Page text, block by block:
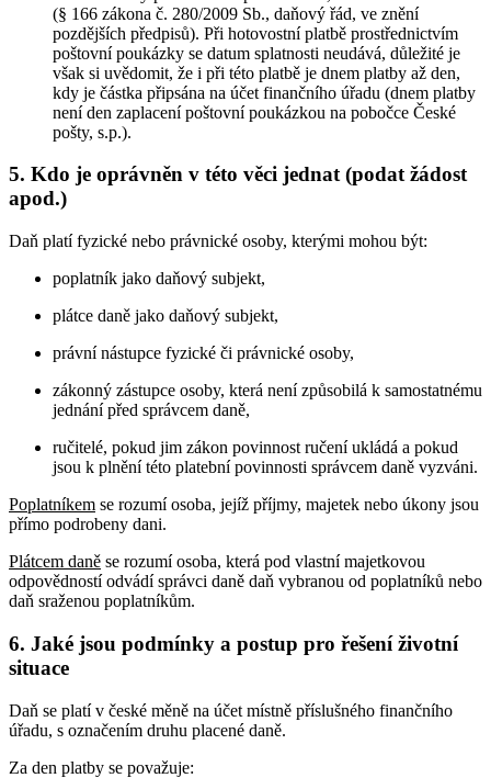
(§ 166 zákona č. 280/2009 Sb., daňový řád, ve znění
pozdějších předpisů). Při hotovostní platbě prostřednictvím
poštovní poukázky se datum splatnosti neudává, důležité je
však si uvědomit, že i při této platbě je dnem platby až den,
kdy je částka připsána na účet finančního úřadu (dnem platby
není den zaplacení poštovní poukázkou na pobočce České
pošty, s.p.).
5. Kdo je oprávněn v této věci jednat (podat žádost
apod.)
Daň platí fyzické nebo právnické osoby, kterými mohou být:
poplatník jako daňový subjekt,
plátce daně jako daňový subjekt,
právní nástupce fyzické či právnické osoby,
zákonný zástupce osoby, která není způsobilá k samostatnému
jednání před správcem daně,
ručitelé, pokud jim zákon povinnost ručení ukládá a pokud
jsou k plnění této platební povinnosti správcem daně vyzváni.
Poplatníkem se rozumí osoba, jejíž příjmy, majetek nebo úkony jsou
přímo podrobeny dani.
Plátcem daně se rozumí osoba, která pod vlastní majetkovou
odpovědností odvádí správci daně daň vybranou od poplatníků nebo
daň sraženou poplatníkům.
6. Jaké jsou podmínky a postup pro řešení životní
situace
Daň se platí v české měně na účet místně příslušného finančního
úřadu, s označením druhu placené daně.
Za den platby se považuje: